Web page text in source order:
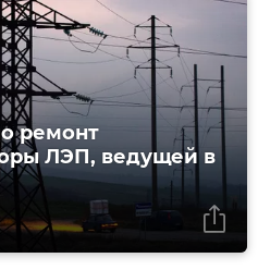
ремонт
ЛЭП, ведущей в